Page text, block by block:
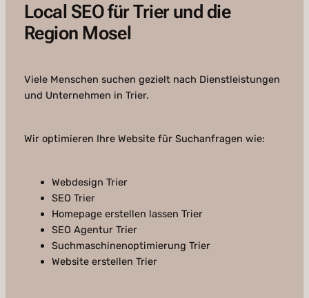
Local SEO für Trier und die
Region Mosel
Viele Menschen suchen gezielt nach Dienstleistungen
und Unternehmen in Trier.
Wir optimieren Ihre Website für Suchanfragen wie:
Webdesign Trier
SEO Trier
Homepage erstellen lassen Trier
SEO Agentur Trier
Suchmaschinenoptimierung Trier
Website erstellen Trier